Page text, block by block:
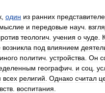
один из ранних
и передовые науч
теологич учения о чуде
возникла под влиянием
иного политич устройства Он
географич и соц
всех религий Однако считал
воспитания